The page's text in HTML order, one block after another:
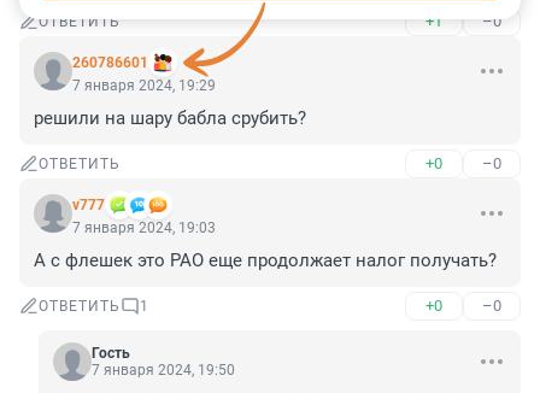
ОТВЕТИТЬ +1 –0
260786601
7 января 2024, 19:29
решили на шару бабла срубить?
ОТВЕТИТЬ +0 –0
v777
7 января 2024, 19:03
А с флешек это РАО еще продолжает налог получать?
ОТВЕТИТЬ 1 +0 –0
Гость
7 января 2024, 19:50